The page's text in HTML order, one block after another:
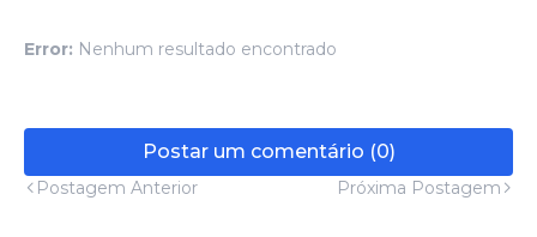
Error: Nenhum resultado encontrado
Postar um comentário (0)
Postagem Anterior Próxima Postagem